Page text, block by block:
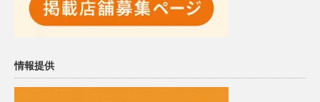
情報提供